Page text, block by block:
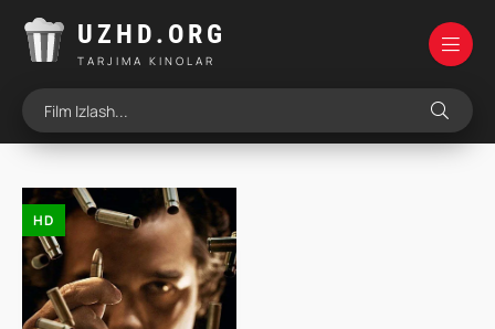
UZHD.ORG
TARJIMA KINOLAR
HD